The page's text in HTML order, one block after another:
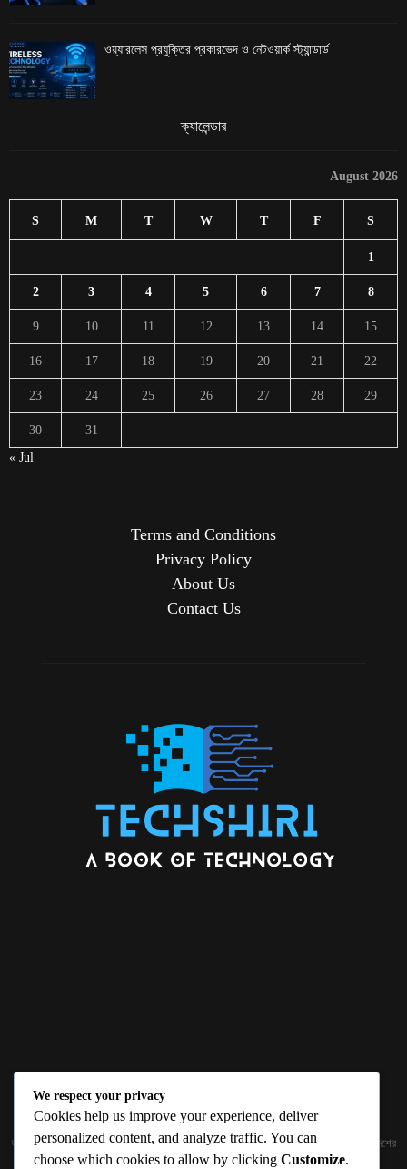
ওয়্যারলেস প্রযুক্তির প্রকারভেদ ও নেটওয়ার্ক স্ট্যান্ডার্ড
ক্যালেন্ডার
August 2026
S M T W T F S
1
2 3 4 5 6 7 8
9 10 11 12 13 14 15
16 17 18 19 20 21 22
23 24 25 26 27 28 29
30
31
« Jul
Terms and Conditions
Privacy Policy
About Us
Contact Us
ABOUT US
জ্ঞান বিজ্ঞানের উৎকর্ষ আমাদের প্রভাবিত করে। আলোকিত করে। সেই আলো কে ধারণ কর দেশ ও বিদেশের
তথ্যপ্রযুক্তির অতিসাম্প্রতিক খবরাখবর পাঠকের হাতের মুঠোয় দিতে চায় টেকসিঁড়ি ডট কম।
We respect your privacy
Cookies help us improve your experience, deliver
personalized content, and analyze traffic. You can
choose which cookies to allow by clicking Customize.